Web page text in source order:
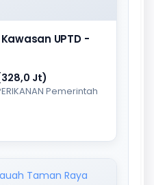
UPTD -
Jt)
Pemerintah